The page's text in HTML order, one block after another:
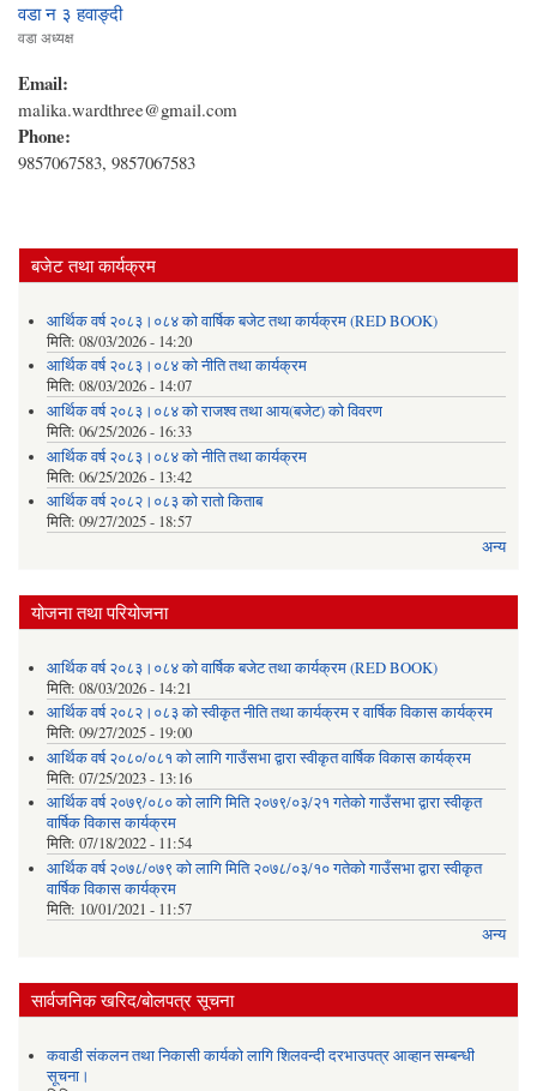
वडा न ३ हवाङ्दी
वडा अध्यक्ष
Email:
malika.wardthree@gmail.com
Phone:
9857067583, 9857067583
बजेट तथा कार्यक्रम
आर्थिक वर्ष २०८३।०८४ को वार्षिक बजेट तथा कार्यक्रम (RED BOOK)
मिति: 08/03/2026 - 14:20
आर्थिक वर्ष २०८३।०८४ को नीति तथा कार्यक्रम
मिति: 08/03/2026 - 14:07
आर्थिक वर्ष २०८३।०८४ को राजश्व तथा आय(बजेट) को विवरण
मिति: 06/25/2026 - 16:33
आर्थिक वर्ष २०८३।०८४ को नीति तथा कार्यक्रम
मिति: 06/25/2026 - 13:42
आर्थिक वर्ष २०८२।०८३ को रातो किताब
मिति: 09/27/2025 - 18:57
अन्य
योजना तथा परियोजना
आर्थिक वर्ष २०८३।०८४ को वार्षिक बजेट तथा कार्यक्रम (RED BOOK)
मिति: 08/03/2026 - 14:21
आर्थिक वर्ष २०८२।०८३ को स्वीकृत नीति तथा कार्यक्रम र वार्षिक विकास कार्यक्रम
मिति: 09/27/2025 - 19:00
आर्थिक वर्ष २०८०/०८१ को लागि गाउँसभा द्वारा स्वीकृत वार्षिक विकास कार्यक्रम
मिति: 07/25/2023 - 13:16
आर्थिक वर्ष २०७९/०८० को लागि मिति २०७९/०३/२१ गतेको गाउँसभा द्वारा स्वीकृत
वार्षिक विकास कार्यक्रम
मिति: 07/18/2022 - 11:54
आर्थिक वर्ष २०७८/०७९ को लागि मिति २०७८/०३/१० गतेको गाउँसभा द्वारा स्वीकृत
वार्षिक विकास कार्यक्रम
मिति: 10/01/2021 - 11:57
अन्य
सार्वजनिक खरिद/बोलपत्र सूचना
कवाडी संकलन तथा निकासी कार्यको लागि शिलवन्दी दरभाउपत्र आव्हान सम्बन्धी
सूचना।